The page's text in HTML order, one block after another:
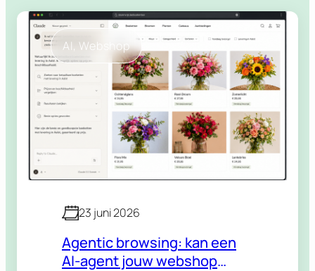
AI, Webshop
23 juni 2026
Agentic browsing: kan een
AI-agent jouw webshop